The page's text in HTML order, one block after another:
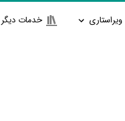
ویراستاری خدمات دیگر